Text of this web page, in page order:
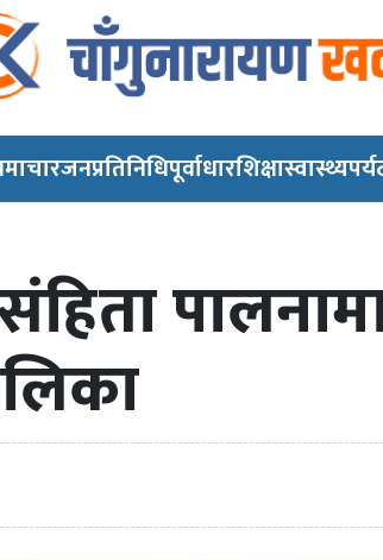
जनप्रतिनिधिपूर्वाधारशिक्षास्वास्थ्य